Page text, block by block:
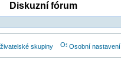
Diskuzní fórum
skupiny Osobní nastavení